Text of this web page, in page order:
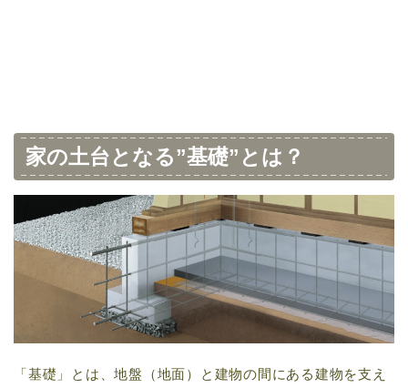
家の土台となる”基礎”とは？
「基礎」とは、地盤（地面）と建物の間にある建物を支え